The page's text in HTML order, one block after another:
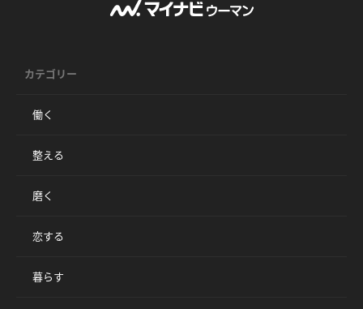
カテゴリー
働く
整える
磨く
恋する
暮らす